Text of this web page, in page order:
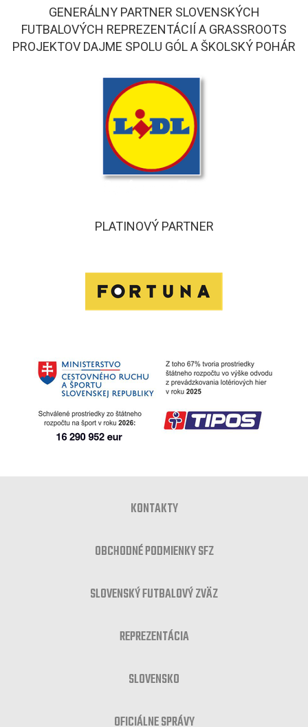
GENERÁLNY PARTNER SLOVENSKÝCH
FUTBALOVÝCH REPREZENTÁCIÍ A GRASSROOTS
PROJEKTOV DAJME SPOLU GÓL A ŠKOLSKÝ POHÁR
PLATINOVÝ PARTNER
KONTAKTY
OBCHODNÉ PODMIENKY SFZ
SLOVENSKÝ FUTBALOVÝ ZVÄZ
REPREZENTÁCIA
SLOVENSKO
OFICIÁLNE SPRÁVY